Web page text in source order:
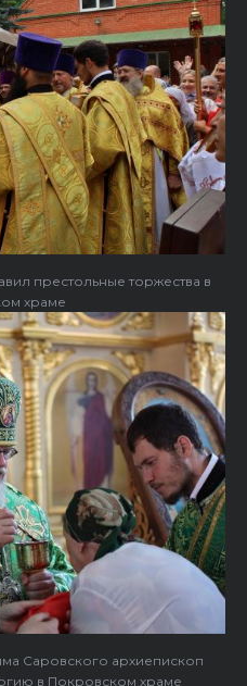
престольные торжества в
храме
Саровского архиепископ
в Покровском храме